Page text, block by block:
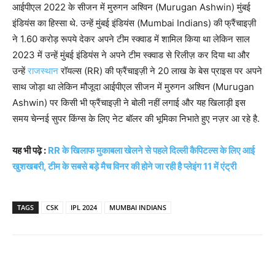
आईपीएल 2022 के सीजन में मुरुगन अश्विन (Murugan Ashwin) मुंबई
इंडियंस का हिस्सा थे. उन्हें मुंबई इंडियंस (Mumbai Indians) की फ्रैंचाइज़ी
ने 1.60 करोड़ रूपये देकर अपने टीम स्क्वाड में शामिल किया था लेकिन साल
2023 में उन्हें मुंबई इंडियंस ने अपने टीम स्क्वाड से रिलीज़ कर दिया था और
उन्हेंराजस्थानरॉयल्स (RR) की फ्रैंचाइज़ी ने 20 लाख के बेस प्राइस पर अपने
साथ जोड़ा था लेकिन मौजूदा आईपीएल सीजन में मुरुगन अश्विन (Murugan
Ashwin) पर किसी भी फ्रैंचाइज़ी ने बोली नहीं लगाई और यह खिलाड़ी इस
समय चेन्नई सुपर किंग्स के लिए नेट बॉलर की भूमिका निभाते हुए नज़र आ रहे है.
यह भी पढ़े : RR के खिलाफ मुकाबला खेलने से पहले दिल्ली कैपिटल्स के लिए आई
खुशखबरी, टीम के सबसे बड़े मैच विनर की होने जा रही है प्लेइंग 11 में एंट्री
TAGS CSK IPL 2024 MUMBAI INDIANS